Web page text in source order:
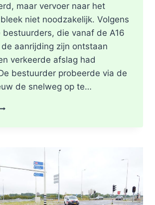
maar vervoer naar het
niet noodzakelijk. Volgens
bestuurders, die vanaf de A16
aanrijding zijn ontstaan
verkeerde afslag had
bestuurder probeerde via de
de snelweg op te…